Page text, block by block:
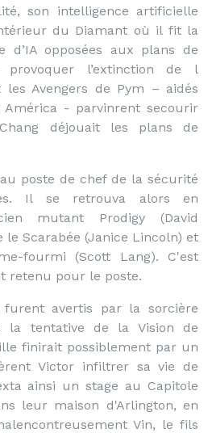
son intelligence artificielle
du Diamant où il fit la
d’IA opposées aux plans de
l’extinction de l
les Avengers de Pym – aidés
América - parvinrent secourir
déjouait les plans de
poste de chef de la sécurité
Il se retrouva alors en
mutant Prodigy (David
Scarabée (Janice Lincoln) et
fourmi (Scott Lang). C'est
retenu pour le poste.
furent avertis par la sorcière
la tentative de la Vision de
finirait possiblement par un
Victor infiltrer sa vie de
ainsi un stage au Capitole
leur maison d'Arlington, en
Vin, le fils